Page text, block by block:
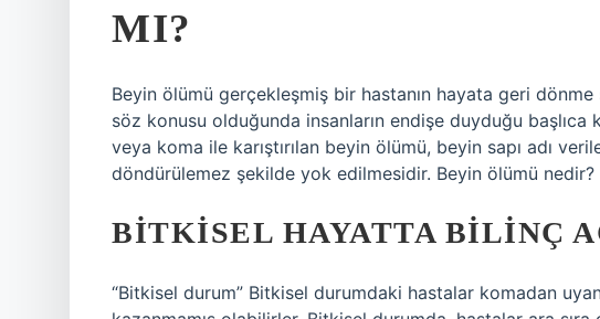
MI?
Beyin ölümü gerçekleşmiş bir hastanın hayata geri dönme
söz konusu olduğunda insanların endişe duyduğu başlıca
veya koma ile karıştırılan beyin ölümü, beyin sapı adı
döndürülemez şekilde yok edilmesidir. Beyin ölümü nedir?
BITKISEL HAYATTA BILINÇ
“Bitkisel durum” Bitkisel durumdaki hastalar komadan